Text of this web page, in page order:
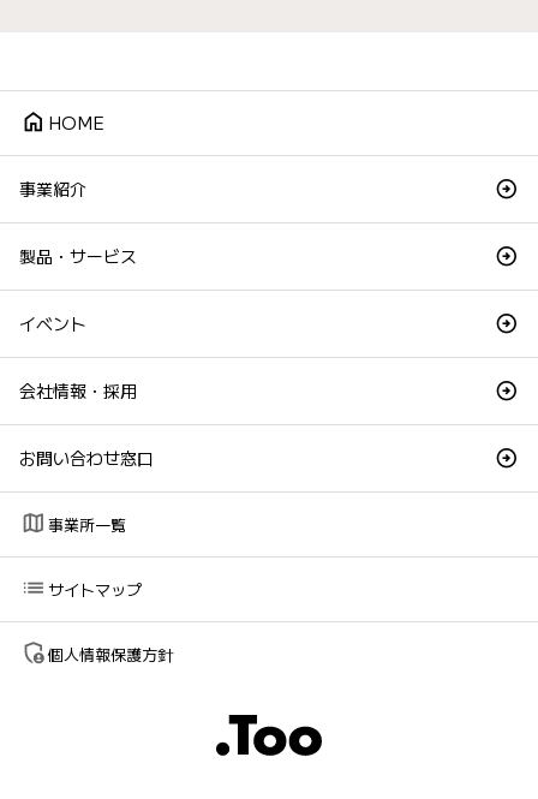
home HOME
事業紹介
製品・サービス
イベント
会社情報・採用
お問い合わせ窓口
map 事業所一覧
list サイトマップ
admin_panel_settings個人情報保護方針